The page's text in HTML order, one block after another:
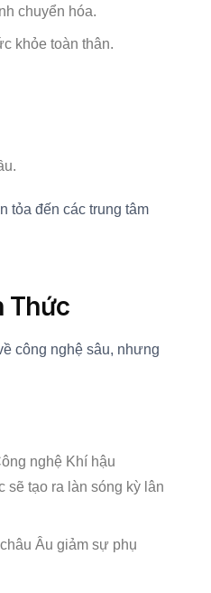
chuyển hóa.
khỏe toàn thân.
tỏa đến các trung tâm
Thức
công nghệ sâu, nhưng
nghệ Khí hậu
sẽ tạo ra làn sóng kỳ lân
Âu giảm sự phụ